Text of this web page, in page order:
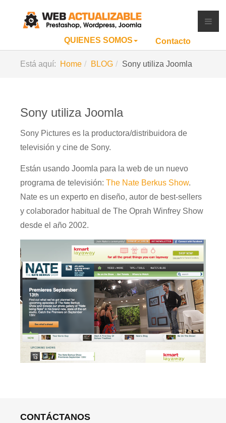
QUIENES SOMOS Contacto
Está aquí: Home BLOG Sony utiliza Joomla
Sony utiliza Joomla
Sony Pictures es la productora/distribuidora de
televisión y cine de Sony.
Están usando Joomla para la web de un nuevo
programa de televisión: The Nate Berkus Show.
Nate es un experto en diseño, autor de best-sellers
y colaborador habitual de The Oprah Winfrey Show
desde el año 2002.
CONTÁCTANOS